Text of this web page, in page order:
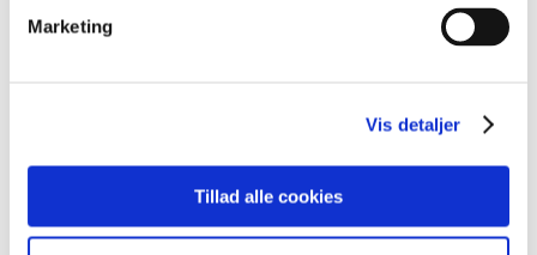
Marketing
Vis detaljer
Tillad alle cookies